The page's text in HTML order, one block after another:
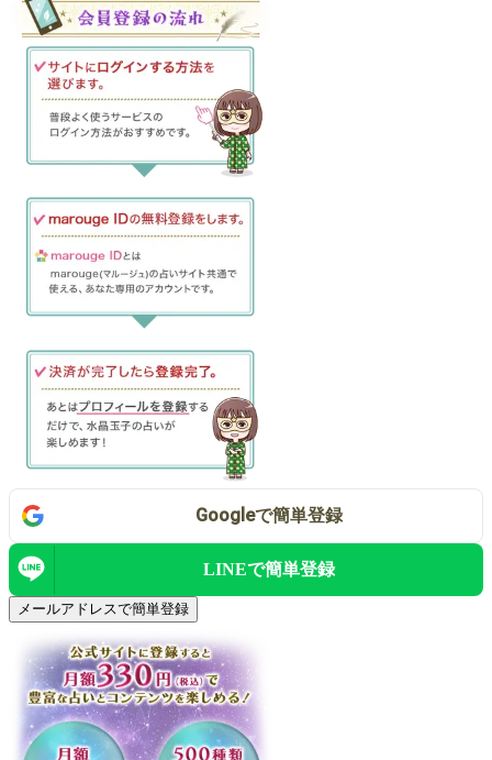
Googleで簡単登録
LINEで簡単登録
メールアドレスで簡単登録